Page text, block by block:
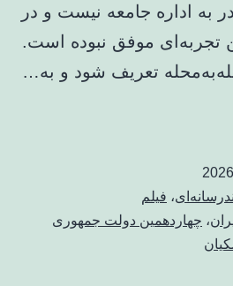
به اداره جامعه نیست و در
تجربه‌ای موفق نبوده است.
تعریف شود و به…
، فیلم
، چهاردهمین دولت جمهوری